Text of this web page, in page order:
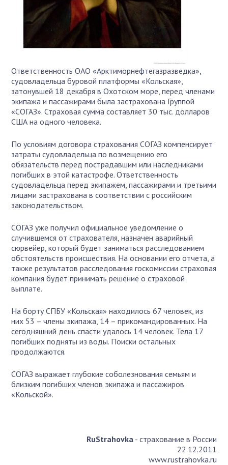
Ответственность ОАО «Арктиморнефтегазразведка»,
судовладельца буровой платформы «Кольская»,
затонувшей 18 декабря в Охотском море, перед членами
экипажа и пассажирами была застрахована Группой
«СОГАЗ». Страховая сумма составляет 30 тыс. долларов
США на одного человека.
По условиям договора страхования СОГАЗ компенсирует
затраты судовладельца по возмещению его
обязательств перед пострадавшим или наследниками
погибших в этой катастрофе. Ответственность
судовладельца перед экипажем, пассажирами и третьими
лицами застрахована в соответствии с российским
законодательством.
СОГАЗ уже получил официальное уведомление о
случившемся от страхователя, назначен аварийный
сюрвейер, который будет заниматься расследованием
обстоятельств происшествия. На основании его отчета, а
также результатов расследования госкомиссии страховая
компания будет принимать решение о страховой
выплате.
На борту СПБУ «Кольская» находилось 67 человек, из
них 53 – члены экипажа, 14 – прикомандированных. На
сегодняшний день спасти удалось 14 человек. Тела 17
погибших подняты из воды. Поиски остальных
продолжаются.
СОГАЗ выражает глубокие соболезнования семьям и
близким погибших членов экипажа и пассажиров
«Кольской».
RuStrahovka- страхование в России
22.12.2011
www.rustrahovka.ru